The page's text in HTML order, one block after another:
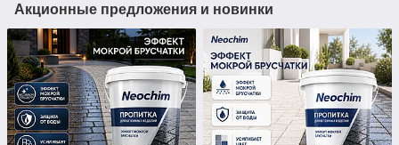
Акционные предложения и новинки